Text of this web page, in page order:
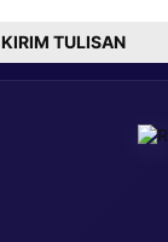
KIRIM TULISAN